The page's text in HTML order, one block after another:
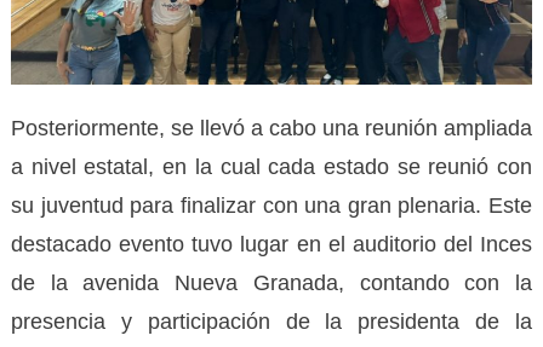
Posteriormente, se llevó a cabo una reunión ampliada
a nivel estatal, en la cual cada estado se reunió con
su juventud para finalizar con una gran plenaria. Este
destacado evento tuvo lugar en el auditorio del Inces
de la avenida Nueva Granada, contando con la
presencia y participación de la presidenta de la